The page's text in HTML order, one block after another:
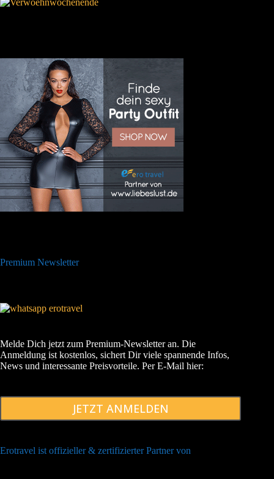
Premium Newsletter
Melde Dich jetzt zum Premium-Newsletter an. Die
Anmeldung ist kostenlos, sichert Dir viele spannende Infos,
News und interessante Preisvorteile. Per E-Mail hier:
JETZT ANMELDEN
Erotravel ist offizieller & zertifizierter Partner von